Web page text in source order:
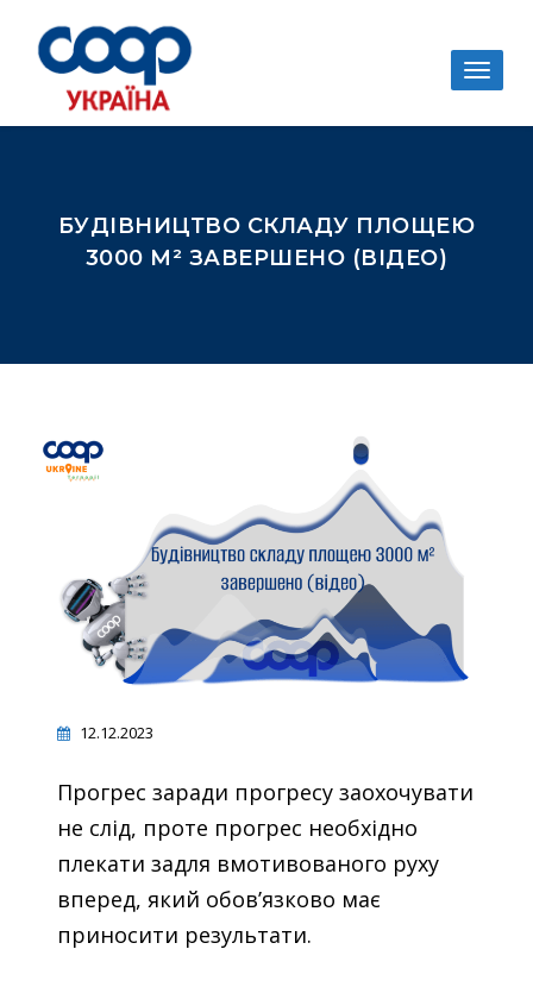
БУДІВНИЦТВО СКЛАДУ ПЛОЩЕЮ
3000 М² ЗАВЕРШЕНО (ВІДЕО)
12.12.2023
Прогрес заради прогресу заохочувати
не слід, проте прогрес необхідно
плекати задля вмотивованого руху
вперед, який обов’язково має
приносити результати.